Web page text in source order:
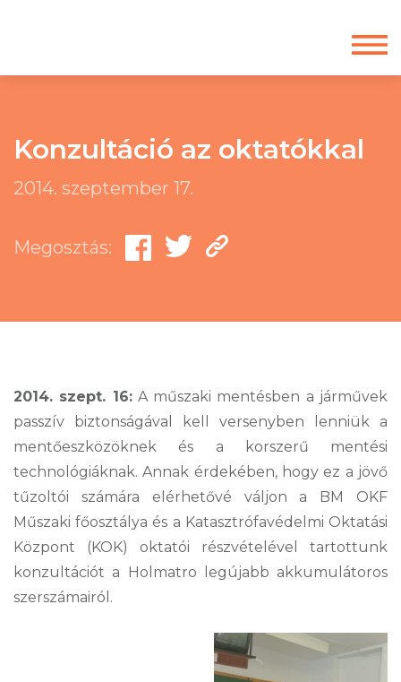
Konzultáció az oktatókkal
2014. szeptember 17.
Megosztás:
2014. szept. 16:A műszaki mentésben a járművek
passzív biztonságával kell versenyben lenniük a
mentőeszközöknek és a korszerű mentési
technológiáknak. Annak érdekében, hogy ez a jövő
tűzoltói számára elérhetővé váljon a BM OKF
Műszaki főosztálya és a Katasztrófavédelmi Oktatási
Központ (KOK) oktatói részvételével tartottunk
konzultációt a Holmatro legújabb akkumulátoros
szerszámairól.